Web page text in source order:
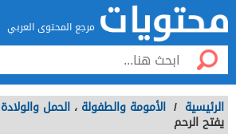
مرجع المحتوى العربي
الرئيسية / الأمومة والطفولة ، الحمل والولادة
يفتح الرحم